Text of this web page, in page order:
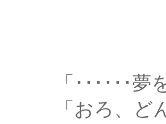
･･夢を見
、どんな